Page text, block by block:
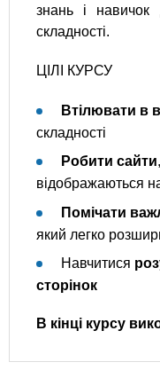
знань і навичок
складності.
ЦІЛІ КУРСУ
Втілювати в
складності
Робити сайти
відображаються
Помічати
який легко
Навчитися
сторінок
В кінці курсу